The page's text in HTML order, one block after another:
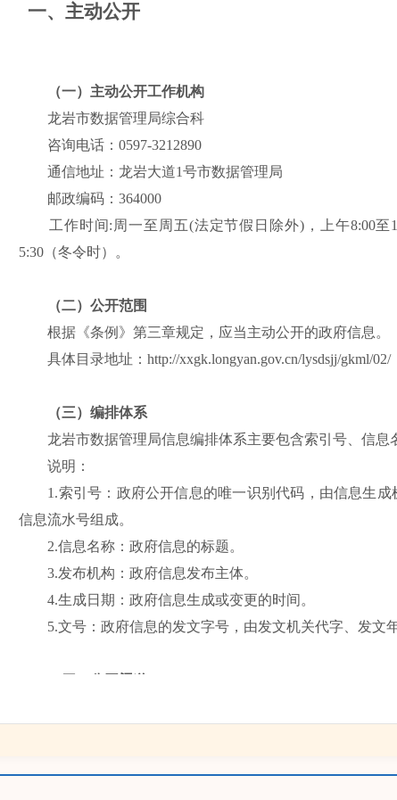
一、主动公开
（一）主动公开工作机构
龙岩市数据管理局综合科
咨询电话：0597-3212890
通信地址：龙岩大道1号市数据管理局
邮政编码：364000
工作时间:周一至周五(法定节假日除外)，上午8:00至
5:30（冬令时）。
（二）公开范围
根据《条例》第三章规定，应当主动公开的政府信息。
具体目录地址：http://xxgk.longyan.gov.cn/lysdsjj/gkml/02/
（三）编排体系
龙岩市数据管理局信息编排体系主要包含索引号、信息
说明：
1.索引号：政府公开信息的唯一识别代码，由信息生成
信息流水号组成。
2.信息名称：政府信息的标题。
3.发布机构：政府信息发布主体。
4.生成日期：政府信息生成或变更的时间。
5.文号：政府信息的发文字号，由发文机关代字、发文年